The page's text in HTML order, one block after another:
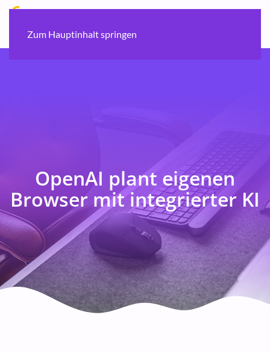
Zum Hauptinhalt springen
OpenAI plant eigenen
Browser mit integrierter KI